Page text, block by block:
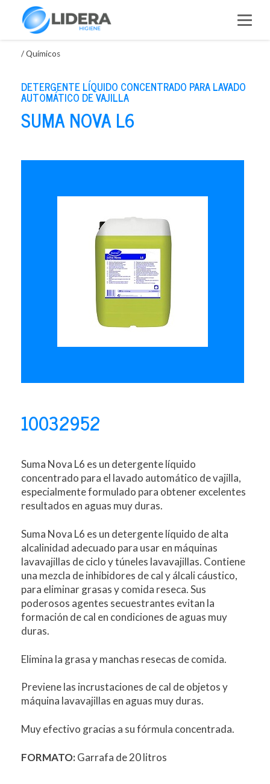
/Químicos
DETERGENTE LÍQUIDO CONCENTRADO PARA LAVADO
AUTOMÁTICO DE VAJILLA
SUMA NOVA L6
10032952
Suma Nova L6 es un detergente líquido
concentrado para el lavado automático de vajilla,
especialmente formulado para obtener excelentes
resultados en aguas muy duras.
Suma Nova L6 es un detergente líquido de alta
alcalinidad adecuado para usar en máquinas
lavavajillas de ciclo y túneles lavavajillas. Contiene
una mezcla de inhibidores de cal y álcali cáustico,
para eliminar grasas y comida reseca. Sus
poderosos agentes secuestrantes evitan la
formación de cal en condiciones de aguas muy
duras.
Elimina la grasa y manchas resecas de comida.
Previene las incrustaciones de cal de objetos y
máquina lavavajillas en aguas muy duras.
Muy efectivo gracias a su fórmula concentrada.
FORMATO:Garrafa de 20 litros